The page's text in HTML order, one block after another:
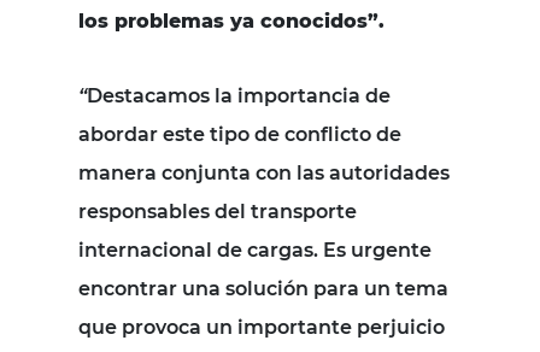
los problemas ya conocidos”.
“Destacamos la importancia de
abordar este tipo de conflicto de
manera conjunta con las autoridades
responsables del transporte
internacional de cargas. Es urgente
encontrar una solución para un tema
que provoca un importante perjuicio